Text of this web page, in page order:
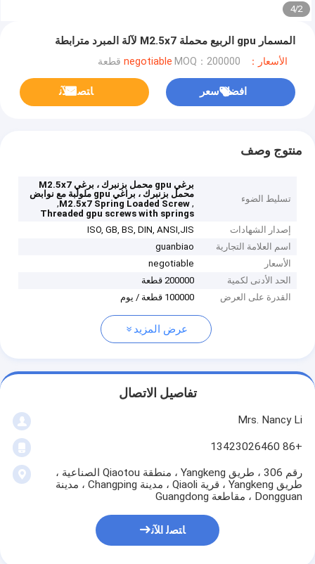
2
/
4
المسمار gpu الربيع محملة M2.5x7 لآلة المبرد مترابطة
الأسعار：negotiable MOQ：200000 قطعة
افضل سعر ﺎﺘﺼﻟ ﺍﻶﻧ
منتوج وصف
تسليط الضوء
برغي gpu محمل بزنبرك ، برغي M2.5x7
محمل بزنبرك ، براغي gpu ملولبة مع نوابض
,
M2.5x7 Spring Loaded Screw
,
Threaded gpu screws with springs
إصدار الشهادات
ISO, GB, BS, DIN, ANSI,JIS
اسم العلامة التجارية
guanbiao
الأسعار
negotiable
الحد الأدنى لكمية
200000 قطعة
القدرة على العرض
100000 قطعة / يوم
عرض المزيد
تفاصيل الاتصال
Mrs. Nancy Li
+86 13423026460
رقم 306 ، طريق Yangkeng ، منطقة Qiaotou الصناعية ،
طريق Yangkeng ، قرية Qiaoli ، مدينة Changping ، مدينة
Dongguan ، مقاطعة Guangdong
ﺎﺘﺼﻟ ﺍﻶﻧ